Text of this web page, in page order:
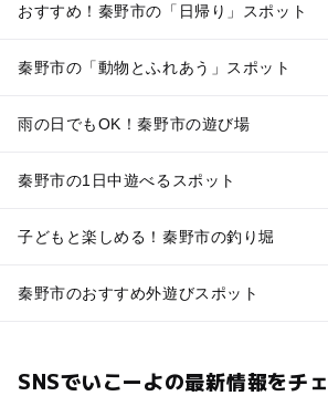
おすすめ！秦野市の「日帰り」スポット
秦野市の「動物とふれあう」スポット
雨の日でもOK！秦野市の遊び場
秦野市の1日中遊べるスポット
子どもと楽しめる！秦野市の釣り堀
秦野市のおすすめ外遊びスポット
SNSでいこーよの最新情報をチ